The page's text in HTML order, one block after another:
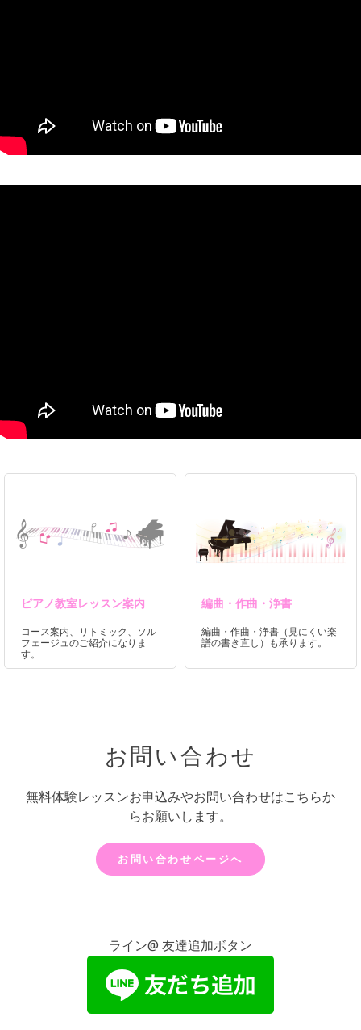
ピアノ教室レッスン案内
コース案内、リトミック、ソル
フェージュのご紹介になりま
す。
編曲・作曲・浄書
編曲・作曲・浄書（見にくい楽
譜の書き直し）も承ります。
お問い合わせ
無料体験レッスンお申込みやお問い合わせはこちらか
らお願いします。
お問い合わせページへ
ライン@ 友達追加ボタン